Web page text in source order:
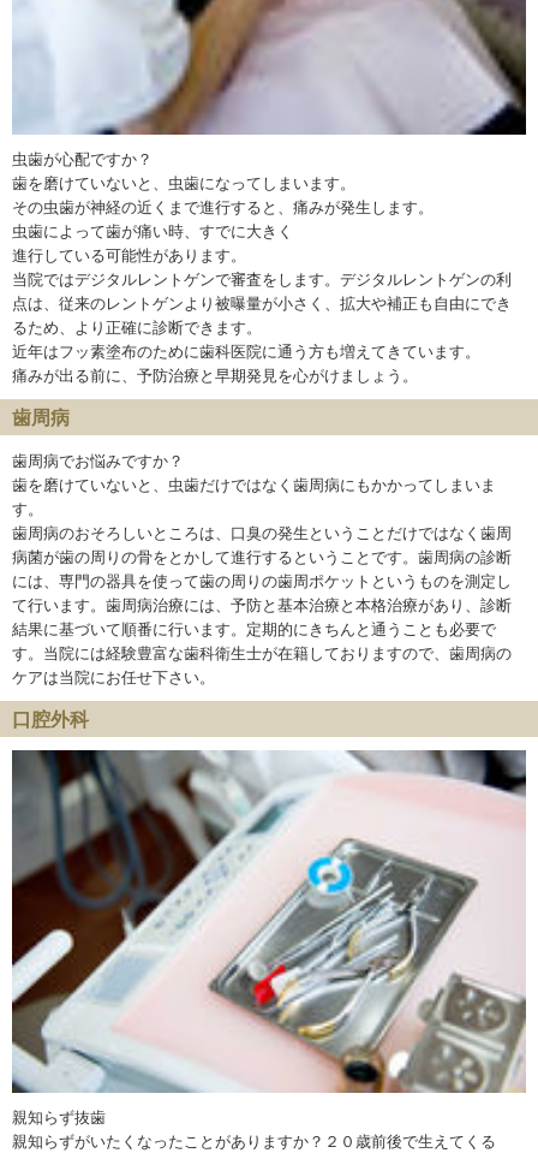
虫歯が心配ですか？
歯を磨けていないと、虫歯になってしまいます。
その虫歯が神経の近くまで進行すると、痛みが発生します。
虫歯によって歯が痛い時、すでに大きく
進行している可能性があります。
当院ではデジタルレントゲンで審査をします。デジタルレントゲンの利
点は、従来のレントゲンより被曝量が小さく、拡大や補正も自由にでき
るため、より正確に診断できます。
近年はフッ素塗布のために歯科医院に通う方も増えてきています。
痛みが出る前に、予防治療と早期発見を心がけましょう。
歯周病
歯周病でお悩みですか？
歯を磨けていないと、虫歯だけではなく歯周病にもかかってしまいま
す。
歯周病のおそろしいところは、口臭の発生ということだけではなく歯周
病菌が歯の周りの骨をとかして進行するということです。歯周病の診断
には、専門の器具を使って歯の周りの歯周ポケットというものを測定し
て行います。歯周病治療には、予防と基本治療と本格治療があり、診断
結果に基づいて順番に行います。定期的にきちんと通うことも必要で
す。当院には経験豊富な歯科衛生士が在籍しておりますので、歯周病の
ケアは当院にお任せ下さい。
口腔外科
親知らず抜歯
親知らずがいたくなったことがありますか？２０歳前後で生えてくる